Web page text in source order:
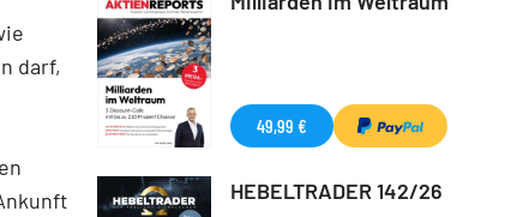
darf,
49,99 €
HEBELTRADER 142/26